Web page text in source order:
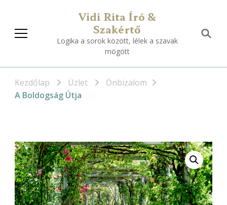
Vidi Rita Író &
Szakértő
Logika a sorok között, lélek a szavak
mögött
Kezdőlap Üzlet
Önbizalom
A Boldogság Útja